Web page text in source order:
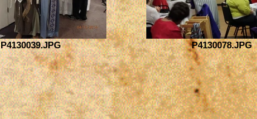
P4130039.JPG P4130078.JPG